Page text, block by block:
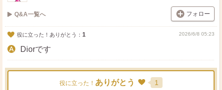
Q&A一覧へ フォロー
役に立った！ありがとう： 1 2026/6/8 05:23
Diorです
役に立った！ ありがとう 1